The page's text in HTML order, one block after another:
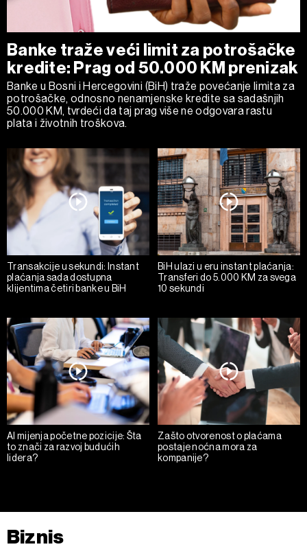
Banke traže veći limit za potrošačke
kredite: Prag od 50.000 KM prenizak
Banke u Bosni i Hercegovini (BiH) traže povećanje limita za
potrošačke, odnosno nenamjenske kredite sa sadašnjih
50.000 KM, tvrdeći da taj prag više ne odgovara rastu
plata i životnih troškova.
Transakcije u sekundi: Instant
plaćanja sada dostupna
klijentima četiri banke u BiH
BiH ulazi u eru instant plaćanja:
Transferi do 5.000 KM za svega
10 sekundi
AI mijenja početne pozicije: Šta
to znači za razvoj budućih
lidera?
Zašto otvorenost o plaćama
postaje noćna mora za
kompanije?
Biznis